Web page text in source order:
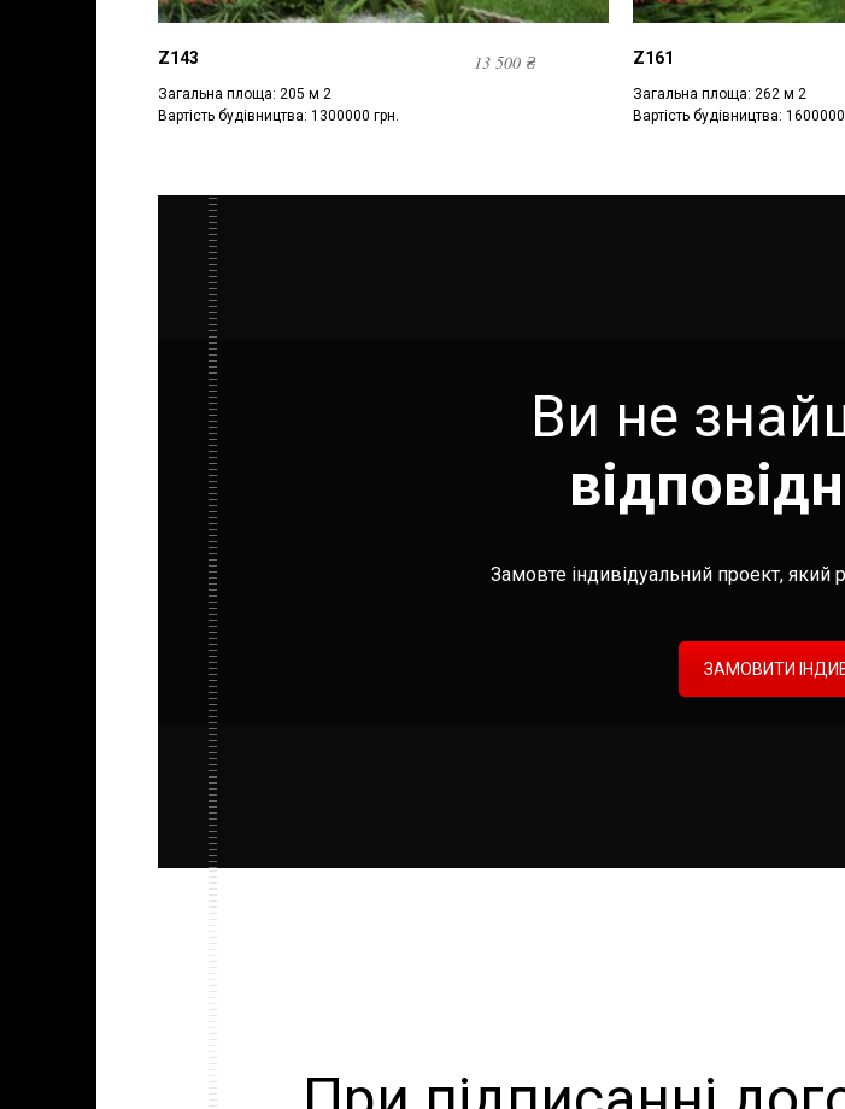
Z143 13 500 ₴
Загальна площа: 205 м 2
Вартість будівництва: 1300000 грн.
Z161
Загальна площа: 262 м 2
Вартість будівництва:
Ви не
Замовте індивідуальний проект, який
ЗАМОВИТИ